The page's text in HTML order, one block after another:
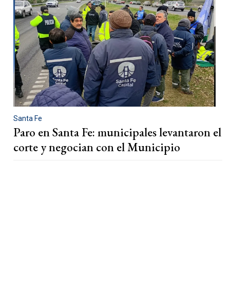
Santa Fe
Paro en Santa Fe: municipales levantaron el
corte y negocian con el Municipio